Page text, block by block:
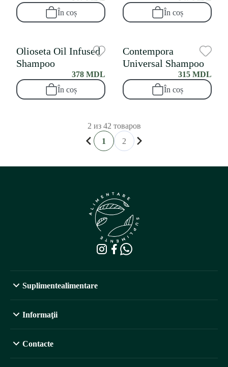
În coș
În coș
Olioseta Oil Infused
Shampoo
378 MDL
În coș
Contempora
Universal Shampoo
315 MDL
În coș
2 из 42 товаров
1
2
Suplimentealimentare
Informaţii
Contacte